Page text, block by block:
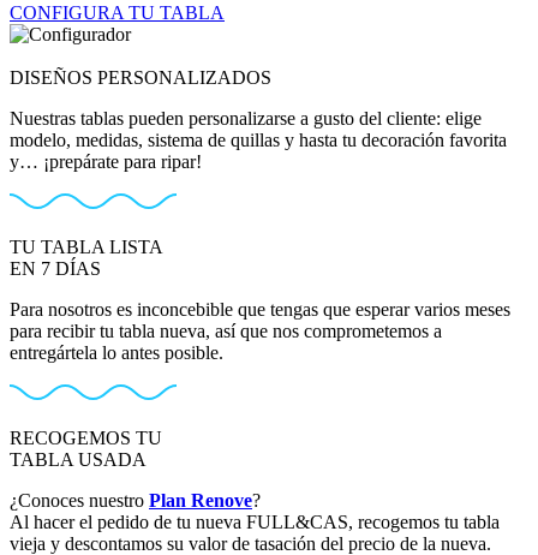
CONFIGURA TU TABLA
DISEÑOS PERSONALIZADOS
Nuestras tablas pueden personalizarse a gusto del cliente: elige
modelo, medidas, sistema de quillas y hasta tu decoración favorita
y… ¡prepárate para ripar!
TU TABLA LISTA
EN 7 DÍAS
Para nosotros es inconcebible que tengas que esperar varios meses
para recibir tu tabla nueva, así que nos comprometemos a
entregártela lo antes posible.
RECOGEMOS TU
TABLA USADA
¿Conoces nuestro Plan Renove?
Al hacer el pedido de tu nueva FULL&CAS, recogemos tu tabla
vieja y descontamos su valor de tasación del precio de la nueva.